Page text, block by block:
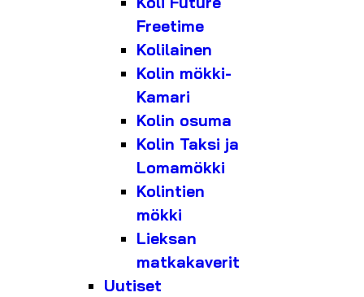
Freetime
Kolilainen
Kolin mökki-
Kamari
Kolin osuma
Kolin Taksi ja
Lomamökki
Kolintien
mökki
Lieksan
matkakaverit
Uutiset